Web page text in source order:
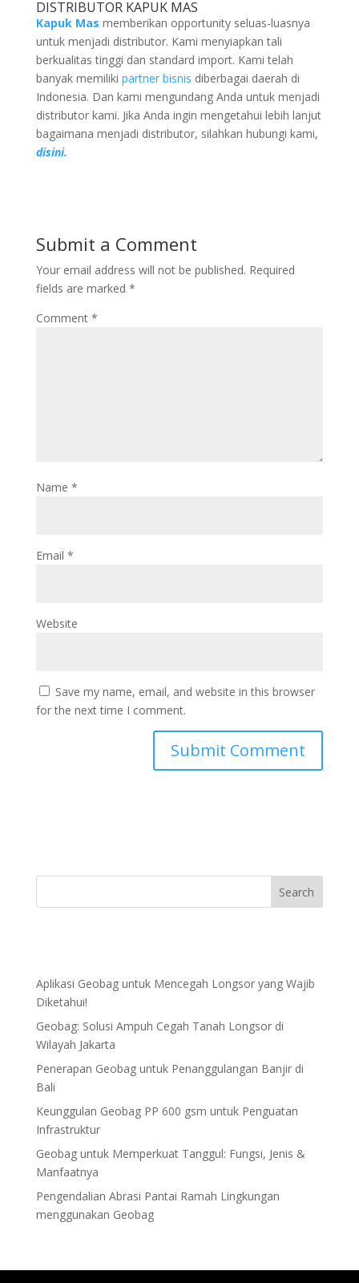
DISTRIBUTOR KAPUK MAS
Kapuk Mas memberikan opportunity seluas-luasnya
untuk menjadi distributor. Kami menyiapkan tali
berkualitas tinggi dan standard import. Kami telah
banyak memiliki partner bisnis diberbagai daerah di
Indonesia. Dan kami mengundang Anda untuk menjadi
distributor kami. Jika Anda ingin mengetahui lebih lanjut
bagaimana menjadi distributor, silahkan hubungi kami,
disini.
Submit a Comment
Your email address will not be published. Required
fields are marked *
Comment *
Name *
Email *
Website
Save my name, email, and website in this browser
for the next time I comment.
Aplikasi Geobag untuk Mencegah Longsor yang Wajib
Diketahui!
Geobag: Solusi Ampuh Cegah Tanah Longsor di
Wilayah Jakarta
Penerapan Geobag untuk Penanggulangan Banjir di
Bali
Keunggulan Geobag PP 600 gsm untuk Penguatan
Infrastruktur
Geobag untuk Memperkuat Tanggul: Fungsi, Jenis &
Manfaatnya
Pengendalian Abrasi Pantai Ramah Lingkungan
menggunakan Geobag